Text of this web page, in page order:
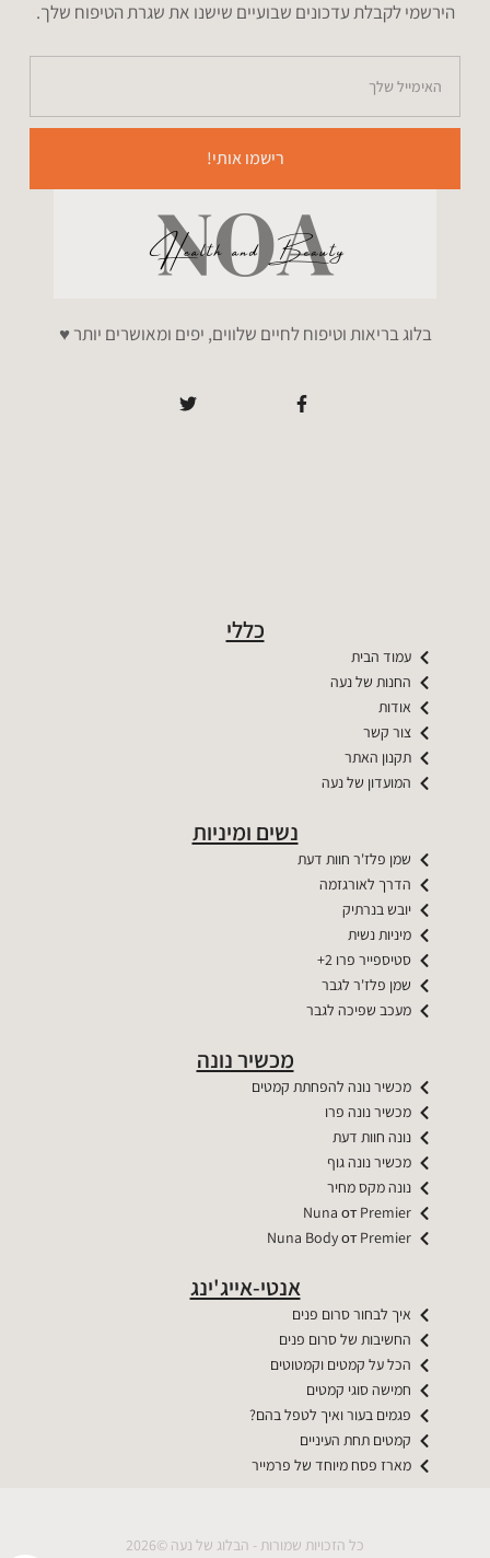
הירשמי לקבלת עדכונים שבועיים שישנו את שגרת הטיפוח שלך.
רישמו אותי!
בלוג בריאות וטיפוח לחיים שלווים, יפים ומאושרים יותר ♥️
כללי
עמוד הבית
החנות של נעה
אודות
צור קשר
תקנון האתר
המועדון של נעה
נשים ומיניות
שמן פלז'ר חוות דעת
הדרך לאורגזמה
יובש בנרתיק
מיניות נשית
סטיספייר פרו 2+
שמן פלז'ר לגבר
מעכב שפיכה לגבר
מכשיר נונה
מכשיר נונה להפחתת קמטים
מכשיר נונה פרו
נונה חוות דעת
מכשיר נונה גוף
נונה מקס מחיר
Nuna от Premier​​
Nuna Body от Premier​​
אנטי-אייג'ינג
איך לבחור סרום פנים
החשיבות של סרום פנים
הכל על קמטים וקמטוטים
חמישה סוגי קמטים
פגמים בעור ואיך לטפל בהם?
קמטים תחת העיניים
מארז פסח מיוחד של פרמייר
כל הזכויות שמורות - הבלוג של נעה ©2026